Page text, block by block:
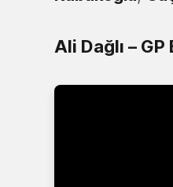
Ali Dağlı –